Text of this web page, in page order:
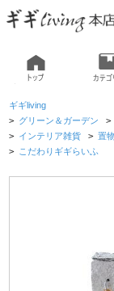
ギギliving
> グリーン＆ガーデン >
> インテリア雑貨 > 置
> こだわりギギらいふ